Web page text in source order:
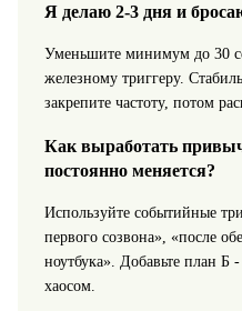
Я делаю 2-3 дня и
Уменьшите минимум до 30
железному триггеру.
закрепите частоту, потом
Как выработать
постоянно меняется?
Используйте событийные
первого созвона», «после
ноутбука». Добавьте план
хаосом.